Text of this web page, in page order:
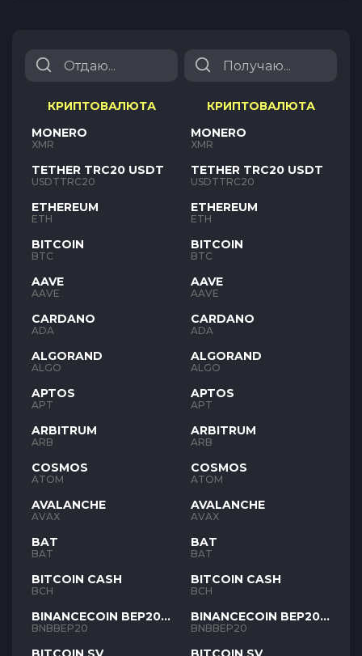
КРИПТОВАЛЮТА
MONERO
XMR
TETHER TRC20 USDT
USDTTRC20
ETHEREUM
ETH
BITCOIN
BTC
AAVE
AAVE
CARDANO
ADA
ALGORAND
ALGO
APTOS
APT
ARBITRUM
ARB
COSMOS
ATOM
AVALANCHE
AVAX
BAT
BAT
BITCOIN CASH
BCH
BINANCECOIN BEP20
BNB
BNBBEP20
КРИПТОВАЛЮТА
MONERO
XMR
TETHER TRC20 USDT
USDTTRC20
ETHEREUM
ETH
BITCOIN
BTC
AAVE
AAVE
CARDANO
ADA
ALGORAND
ALGO
APTOS
APT
ARBITRUM
ARB
COSMOS
ATOM
AVALANCHE
AVAX
BAT
BAT
BITCOIN CASH
BCH
BINANCECOIN BEP20
BNB
BNBBEP20